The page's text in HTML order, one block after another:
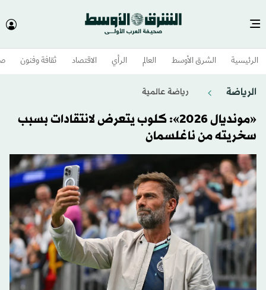
الرئيسية الشرق الأوسط​ العالم الرأي الاقتصاد ثقافة وفنون
الرياضة رياضة عالمية
«مونديال 2026»: كلوب يتعرض لانتقادات بسبب
سخريته من ناغلسمان